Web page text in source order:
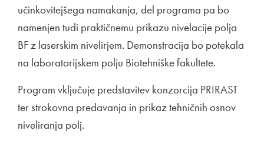
učinkovitejšega namakanja, del programa pa bo
namenjen tudi praktičnemu prikazu nivelacije polja
BF z laserskim nivelirjem. Demonstracija bo potekala
na laboratorijskem polju Biotehniške fakultete.
Program vključuje predstavitev konzorcija PRIRAST
ter strokovna predavanja in prikaz tehničnih osnov
niveliranja polj.